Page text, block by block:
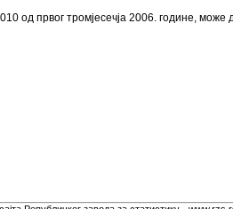
од првог тромјесечја 2006. године, може